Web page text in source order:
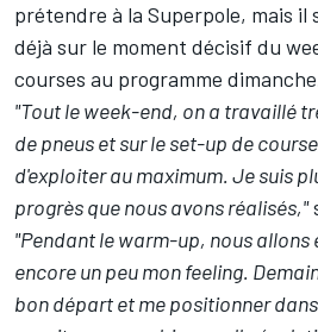
prétendre à la Superpole, mais il
déjà sur le moment décisif du
courses au programme
"Tout le week-end, on a travaillé
de pneus et sur le set-up de
d'exploiter au maximum. Je suis
progrès que nous avons réalisés,"
"Pendant le warm-up, nous allons
encore un peu mon feeling.
bon départ et me positionner